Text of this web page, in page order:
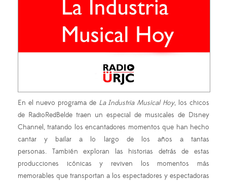
En el nuevo programa de La Industria Musical Hoy, los chicos
de RadioRedBelde traen un especial de musicales de Disney
Channel, tratando los encantadores momentos que han hecho
cantar y bailar a lo largo de los años a tantas
personas. También exploran las historias detrás de estas
producciones icónicas y reviven los momentos más
memorables que transportan a los espectadores y espectadoras